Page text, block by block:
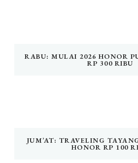
RABU: MULAI 2026 HONOR
RP 300 RIBU
JUM’AT: TRAVELING
HONOR RP 100